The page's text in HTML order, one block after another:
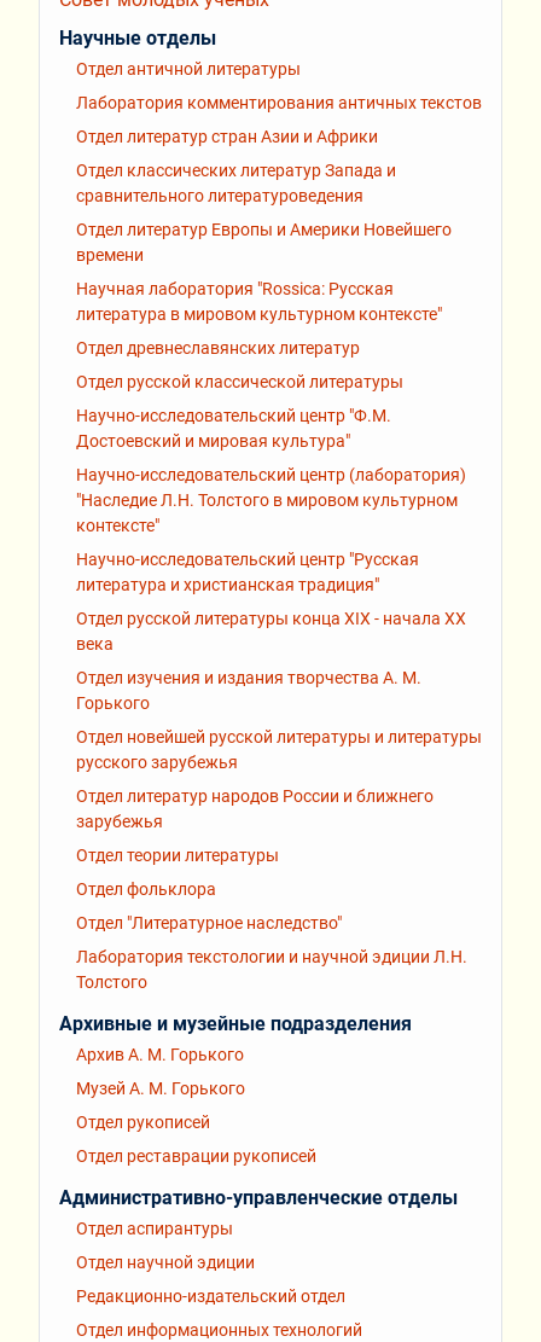
Научные отделы
Отдел античной литературы
Лаборатория комментирования античных текстов
Отдел литератур стран Азии и Африки
Отдел классических литератур Запада и
сравнительного литературоведения
Отдел литератур Европы и Америки Новейшего
времени
Научная лаборатория "Rossiсa: Русская
литература в мировом культурном контексте"
Отдел древнеславянских литератур
Отдел русской классической литературы
Научно-исследовательский центр "Ф.М.
Достоевский и мировая культура"
Научно-исследовательский центр (лаборатория)
"Наследие Л.Н. Толстого в мировом культурном
контексте"
Научно-исследовательский центр "Русская
литература и христианская традиция"
Отдел русской литературы конца XIX - начала XX
века
Отдел изучения и издания творчества А. М.
Горького
Отдел новейшей русской литературы и литературы
русского зарубежья
Отдел литератур народов России и ближнего
зарубежья
Отдел теории литературы
Отдел фольклора
Отдел "Литературное наследство"
Лаборатория текстологии и научной эдиции Л.Н.
Толстого
Архивные и музейные подразделения
Архив А. М. Горького
Музей А. М. Горького
Отдел рукописей
Отдел реставрации рукописей
Административно-управленческие отделы
Отдел аспирантуры
Отдел научной эдиции
Редакционно-издательский отдел
Отдел информационных технологий